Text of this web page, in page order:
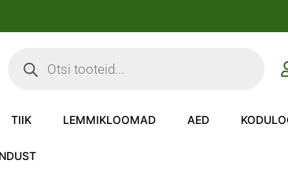
TIIK LEMMIKLOOMAD AED